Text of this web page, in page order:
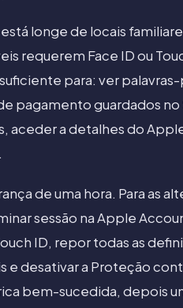
longe de locais
requerem Face ID ou
para: ver palavras-
pagamento guardados
a detalhes do
de uma hora. Para as
sessão na Apple
ID, repor todas as
desativar a Proteção
bem-sucedida, depois